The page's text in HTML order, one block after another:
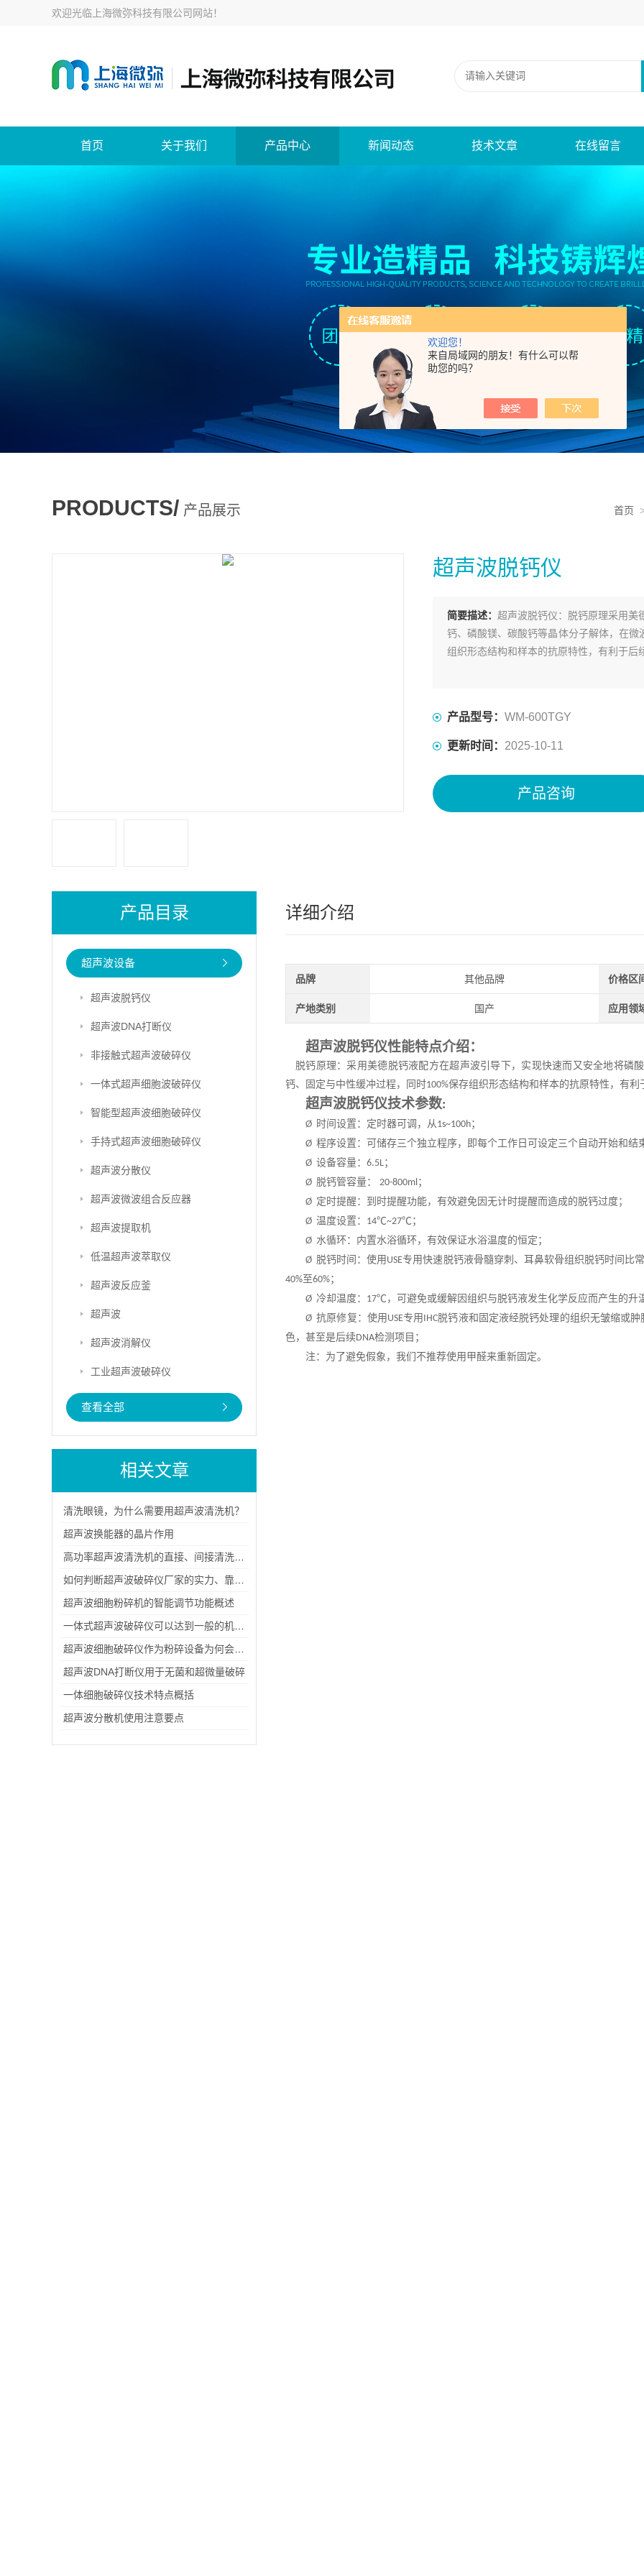
欢迎您！
来自局域网的朋友！有什么可以帮
助您的吗？
欢迎光临 上海微弥科技有限公司网站！
首页 关于我们 产品中心 新闻动态 技术文章 在线留言
PRODUCTS/ 产品展示 首页
超声波脱钙仪
简要描述： 超声波脱钙仪：脱钙原理采用美
钙、磷酸镁、碳酸钙等晶体分子解体，在
组织形态结构和样本的抗原特性，有利于后
产品型号： WM-600TGY
更新时间： 2025-10-11
产品咨询
产品目录
超声波设备
超声波脱钙仪
超声波DNA打断仪
非接触式超声波破碎仪
一体式超声细胞波破碎仪
智能型超声波细胞破碎仪
手持式超声波细胞破碎仪
超声波分散仪
超声波微波组合反应器
超声波提取机
低温超声波萃取仪
超声波反应釜
超声波
超声波消解仪
工业超声波破碎仪
查看全部
相关文章
清洗眼镜，为什么需要用超声波清洗机？
超声波换能器的晶片作用
超声波细胞粉碎机的智能调节功能概述
超声波DNA打断仪用于无菌和超微量破碎
一体细胞破碎仪技术特点概括
超声波分散机使用注意要点
详细介绍
品牌 其他品牌 价格区
产地类别 国产 应用领
超声波脱钙仪性能特点介绍：
脱钙原理：采用美德脱钙液配方在超声波引导下，实现快速而又安全地将磷
钙、固定与中性缓冲过程，同时100%保存组织形态结构和样本的抗原特性，有利
超声波脱钙仪技术参数:
Ø 时间设置：定时器可调，从1s~100h；
Ø 程序设置：可储存三个独立程序，即每个工作日可设定三个自动开始和结
Ø 设备容量： 6.5L；
Ø 脱钙管容量： 20-800ml；
Ø 定时提醒：到时提醒功能，有效避免因无计时提醒而造成的脱钙过度；
Ø 温度设置： 14℃~27℃；
Ø 水循环：内置水浴循环，有效保证水浴温度的恒定；
Ø脱钙时间：使用 USE专用快速脱钙液骨髓穿刺、耳鼻软骨组织脱钙时间比
40%至60%；
Ø 冷却温度： 17℃，可避免或缓解因组织与脱钙液发生化学反应而产生的升
Ø抗原修复：使用 USE专用 IHC脱钙液和固定液经脱钙处理的组织无皱缩或
色，甚至是后续DNA检测项目；
注：为了避免假象，我们不推荐使用甲醛来重新固定。